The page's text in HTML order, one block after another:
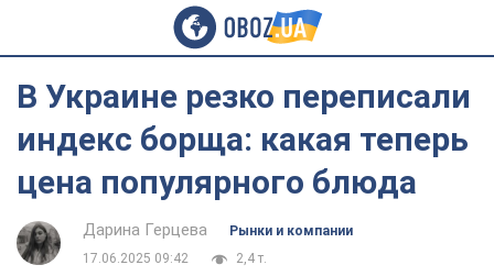
В Украине резко переписали
индекс борща: какая теперь
цена популярного блюда
Дарина Герцева
Рынки и компании
17.06.2025 09:42
2,4 т.